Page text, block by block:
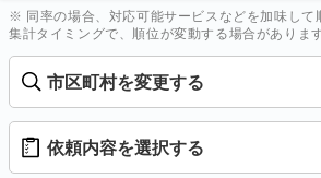
※ 同率の場合、対応可能サービスなどを加味して
集計タイミングで、順位が変動する場合がありま
市区町村を変更する
依頼内容を選択する